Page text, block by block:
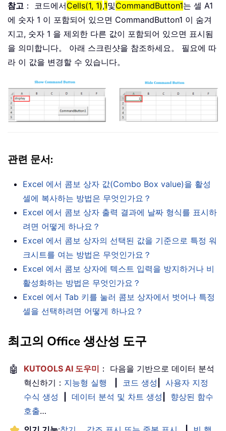
참고 ： 코드에서Cells(1, 1),1및CommandButton1는 셀 A1
에 숫자 1 이 포함되어 있으면 CommandButton1 이 숨겨
지고, 숫자 1 을 제외한 다른 값이 포함되어 있으면 표시됨
을 의미합니다。 아래 스크린샷을 참조하세요。 필요에 따
라 이 값을 변경할 수 있습니다。
관련 문서:
Excel 에서 콤보 상자 값(Combo Box value)을 활성
셀에 복사하는 방법은 무엇인가요？
Excel 에서 콤보 상자 출력 결과에 날짜 형식를 표시하
려면 어떻게 하나요？
Excel 에서 콤보 상자의 선택된 값을 기준으로 특정 워
크시트를 여는 방법은 무엇인가요？
Excel 에서 콤보 상자에 텍스트 입력을 방지하거나 비
활성화하는 방법은 무엇인가요？
Excel 에서 Tab 키를 눌러 콤보 상자에서 벗어나 특정
셀을 선택하려면 어떻게 하나요？
최고의 Office 생산성 도구
🤖 KUTOOLS AI 도우미 ： 다음을 기반으로 데이터 분석
혁신하기： 지능형 실행 코드 생성
사용자 지정
수식 생성
데이터 분석 및 차트 생성
향상된 함수
호출…